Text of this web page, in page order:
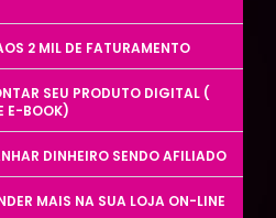
2 MIL DE FATURAMENTO
SEU PRODUTO DIGITAL (
E-BOOK)
DINHEIRO SENDO AFILIADO
MAIS NA SUA LOJA ON-LINE